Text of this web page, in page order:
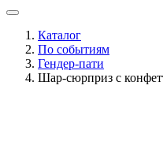
Каталог
По событиям
Гендер-пати
Шар-сюрприз с